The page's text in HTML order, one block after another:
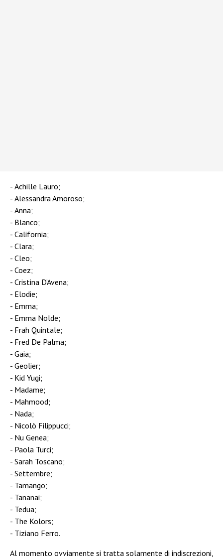
Achille Lauro;
Alessandra Amoroso;
Anna;
Blanco;
California;
Clara;
Cleo;
Coez;
Cristina D’Avena;
Elodie;
Emma;
Emma Nolde;
Frah Quintale;
Fred De Palma;
Gaia;
Geolier;
Kid Yugi;
Madame;
Mahmood;
Nada;
Nicolò Filippucci;
Nu Genea;
Paola Turci;
Sarah Toscano;
Settembre;
Tamango;
Tananai;
Tedua;
The Kolors;
Tiziano Ferro.
Al momento ovviamente si tratta solamente di indiscrezioni,